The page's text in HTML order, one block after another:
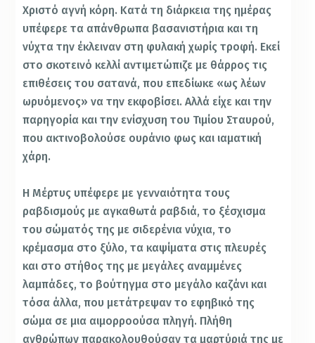
Χριστό αγνή κόρη. Κατά τη διάρκεια της ημέρας
υπέφερε τα απάνθρωπα βασανιστήρια και τη
νύχτα την έκλειναν στη φυλακή χωρίς τροφή. Εκεί
στο σκοτεινό κελλί αντιμετώπιζε με θάρρος τις
επιθέσεις του σατανά, που επεδίωκε «ως λέων
ωρυόμενος» να την εκφοβίσει. Αλλά είχε και την
παρηγορία και την ενίσχυση του Τιμίου Σταυρού,
που ακτινοβολούσε ουράνιο φως και ιαματική
χάρη.
Η Μέρτυς υπέφερε με γενναιότητα τους
ραβδισμούς με αγκαθωτά ραβδιά, το ξέσχισμα
του σώματός της με σιδερένια νύχια, το
κρέμασμα στο ξύλο, τα καψίματα στις πλευρές
και στο στήθος της με μεγάλες αναμμένες
λαμπάδες, το βούτηγμα στο μεγάλο καζάνι και
τόσα άλλα, που μετάτρεψαν το εφηβικό της
σώμα σε μια αιμορροούσα πληγή. Πλήθη
ανθρώπων παρακολουθούσαν τα μαρτύριά της με